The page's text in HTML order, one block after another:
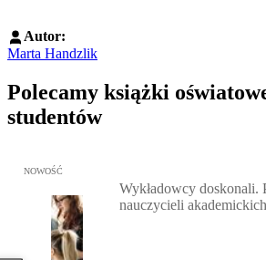
Autor:
Marta Handzlik
Polecamy książki
studentów
Przejdź do: Wykładowcy doskonali.
NOWOŚĆ
Wykładowcy doskonali.
nauczycieli akademickich